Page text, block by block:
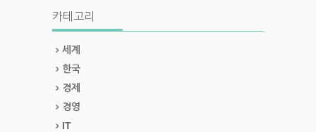
카테고리
세계
한국
경제
경영
IT